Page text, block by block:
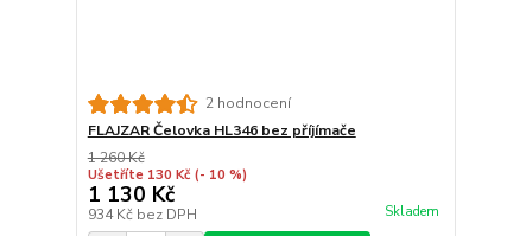
2 hodnocení
FLAJZAR Čelovka HL346 bez příjímače
1 260 Kč
Ušetříte 130 Kč (- 10 %)
1 130 Kč
934 Kč bez DPH Skladem